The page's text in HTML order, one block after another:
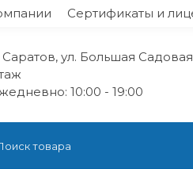
Сертификаты и
Саратов, ул. Большая
10:00 - 19:00